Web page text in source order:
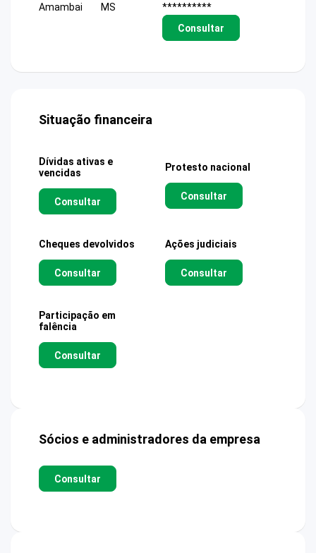
Amambai
MS
**********
Consultar
Situação financeira
Dívidas ativas e
vencidas
Consultar
Protesto nacional
Consultar
Cheques devolvidos
Consultar
Ações judiciais
Consultar
Participação em
falência
Consultar
Sócios e administradores da empresa
Consultar